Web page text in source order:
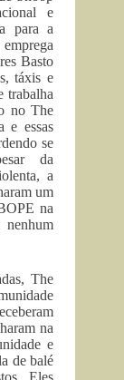
e
para a
Basto
táxis e
trabalha
no The
e essas
se
da
a
um
na
The
na
e
de balé